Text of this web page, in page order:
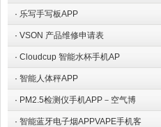
· 乐写手写板APP
· VSON 产品维修申请表
· Cloudcup 智能水杯手机AP
· 智能人体秤APP
· PM2.5检测仪手机APP－空气博
· 智能蓝牙电子烟APPVAPE手机客